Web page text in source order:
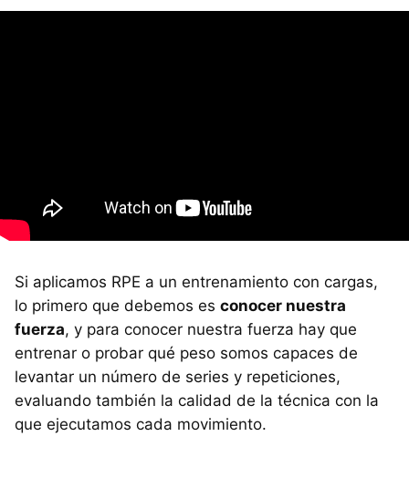
Si aplicamos RPE a un entrenamiento con cargas,
lo primero que debemos es conocer nuestra
fuerza, y para conocer nuestra fuerza hay que
entrenar o probar qué peso somos capaces de
levantar un número de series y repeticiones,
evaluando también la calidad de la técnica con la
que ejecutamos cada movimiento.